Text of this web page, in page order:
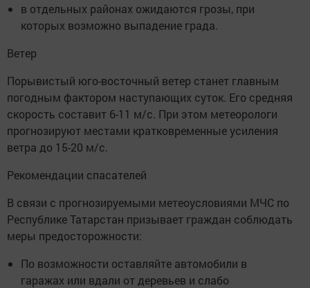
в отдельных районах ожидаются грозы, при
которых возможно выпадение града.
Ветер
Порывистый юго-восточный ветер станет главным
погодным фактором наступающих суток. Его средняя
скорость составит 6-11 м/с. При этом метеорологи
прогнозируют местами кратковременные усиления
ветра до 15-20 м/с.
Рекомендации спасателей
В связи с прогнозируемыми метеоусловиями МЧС по
Республике Татарстан призывает граждан соблюдать
меры предосторожности:
По возможности оставляйте автомобили в
гаражах или вдали от деревьев и слабо